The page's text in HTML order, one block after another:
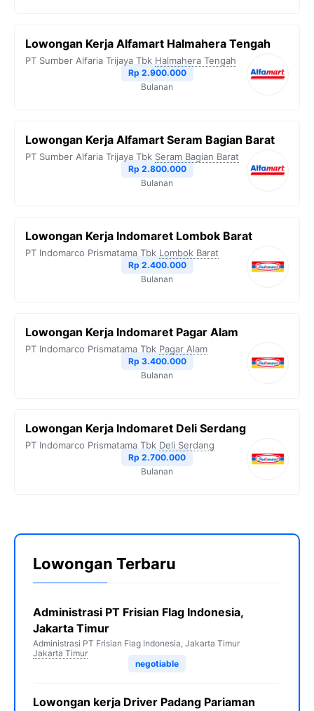
Lowongan Kerja Alfamart Halmahera Tengah
PT Sumber Alfaria Trijaya Tbk Halmahera Tengah
Rp 2.900.000
Bulanan
Lowongan Kerja Alfamart Seram Bagian Barat
PT Sumber Alfaria Trijaya Tbk Seram Bagian Barat
Rp 2.800.000
Bulanan
Lowongan Kerja Indomaret Lombok Barat
PT Indomarco Prismatama Tbk Lombok Barat
Rp 2.400.000
Bulanan
Lowongan Kerja Indomaret Pagar Alam
PT Indomarco Prismatama Tbk Pagar Alam
Rp 3.400.000
Bulanan
Lowongan Kerja Indomaret Deli Serdang
PT Indomarco Prismatama Tbk Deli Serdang
Rp 2.700.000
Bulanan
Lowongan Terbaru
Administrasi PT Frisian Flag Indonesia,
Jakarta Timur
Administrasi PT Frisian Flag Indonesia, Jakarta Timur
Jakarta Timur
negotiable
Lowongan kerja Driver Padang Pariaman